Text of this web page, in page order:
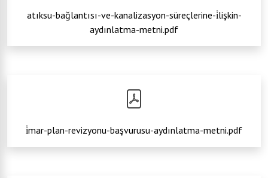
atıksu-bağlantısı-ve-kanalizasyon-süreçlerine-i̇lişkin-
aydınlatma-metni.pdf
i̇mar-plan-revizyonu-başvurusu-aydınlatma-metni.pdf